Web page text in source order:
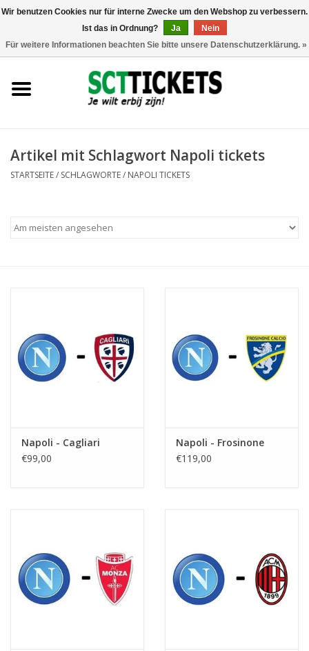
Frankreich
Artikel mit Schlagwort Napoli tickets
STARTSEITE/ SCHLAGWORTE/ NAPOLI TICKETS
Napoli - Cagliari
€99,00
Napoli - Frosinone
€119,00
Wir benutzen Cookies nur für interne Zwecke um den Webshop zu verbessern.
Ist das in Ordnung?
Ja
Nein
Für weitere Informationen beachten Sie bitte unsere Datenschutzerklärung. »